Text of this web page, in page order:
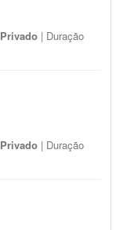
Privado | Duração
Privado | Duração